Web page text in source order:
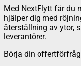
Med NextFlytt får du
hjälper dig med
återställning av ytor,
leverantörer.
Börja din